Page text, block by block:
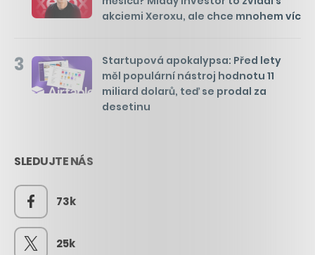
akciemi Xeroxu, ale chce mnohem víc
3
Startupová apokalypsa: Před lety
měl populární nástroj hodnotu 11
miliard dolarů, teď se prodal za
desetinu
SLEDUJTE NÁS
73k
25k